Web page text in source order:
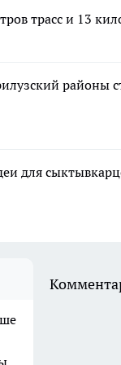
трасс и 13
районы
для